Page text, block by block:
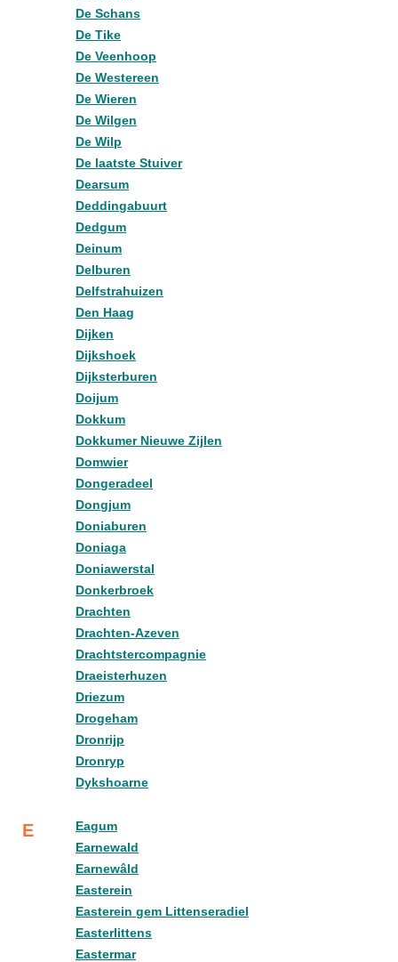
De Schans
De Tike
De Veenhoop
De Westereen
De Wieren
De Wilgen
De Wilp
De laatste Stuiver
Dearsum
Deddingabuurt
Dedgum
Deinum
Delburen
Delfstrahuizen
Den Haag
Dijken
Dijkshoek
Dijksterburen
Doijum
Dokkum
Dokkumer Nieuwe Zijlen
Domwier
Dongeradeel
Dongjum
Doniaburen
Doniaga
Doniawerstal
Donkerbroek
Drachten
Drachten-Azeven
Drachtstercompagnie
Draeisterhuzen
Driezum
Drogeham
Dronrijp
Dronryp
Dykshoarne
E
Eagum
Earnewald
Earnewâld
Easterein
Easterein gem Littenseradiel
Easterlittens
Eastermar